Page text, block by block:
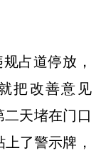
占道停放，
把改善意见
二天堵在门口
了警示牌，